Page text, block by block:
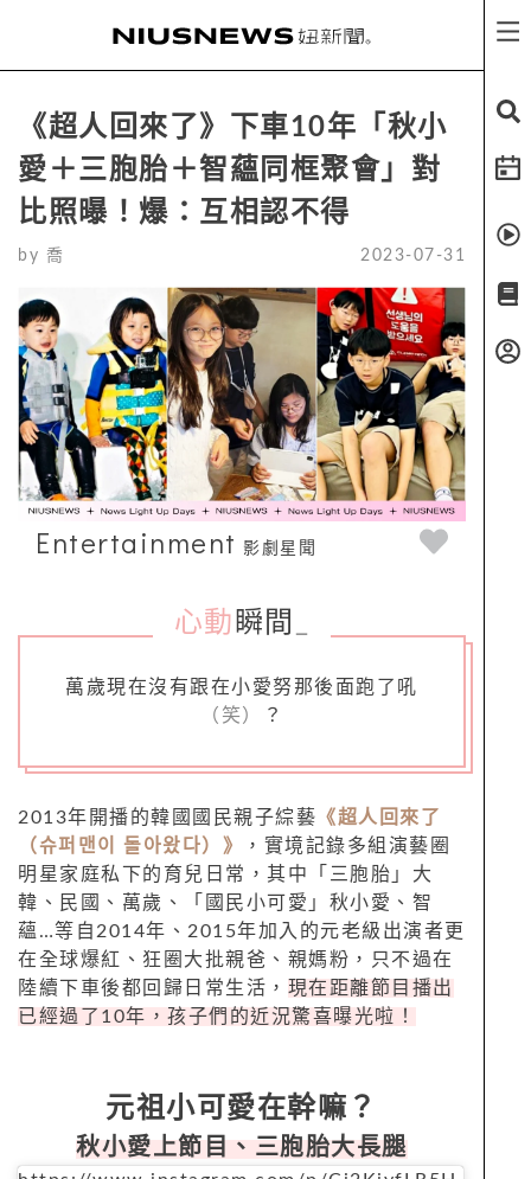
《超人回來了》下車10年「秋小
愛＋三胞胎＋智蘊同框聚會」對
比照曝！爆：互相認不得
by 喬 2023-07-31
Entertainment 影劇星聞
心動 瞬間
萬歲現在沒有跟在小愛努那後面跑了吼
（笑）
？
2013年開播的韓國國民親子綜藝 《超人回來了
（슈퍼맨이 돌아왔다）》
，實境記錄多組演藝圈
明星家庭私下的育兒日常，其中「三胞胎」大
韓、民國、萬歲、「國民小可愛」秋小愛、智
蘊…等自2014年、2015年加入的元老級出演者更
在全球爆紅、狂圈大批親爸、親媽粉，只不過在
陸續下車後都回歸日常生活， 現在距離節目播出
已經過了10年，孩子們的近況驚喜曝光啦！
元祖小可愛在幹嘛？
秋小愛上節目、三胞胎大長腿